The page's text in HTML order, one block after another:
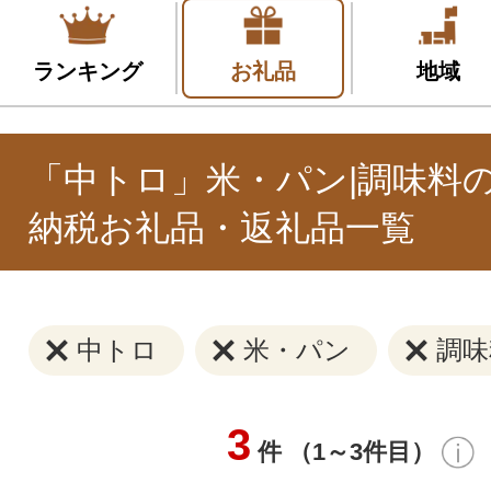
ランキング お礼品 地域
「中トロ」米・パン|調味料
納税お礼品・返礼品一覧
中トロ 米・パン 調
3 件 （1～3件目）